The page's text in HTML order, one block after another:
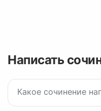
Написать